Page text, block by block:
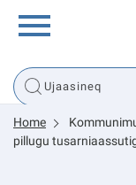
Innuttaasunut
Home
pillugu